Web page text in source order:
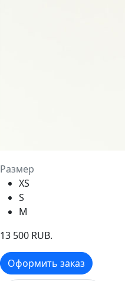
Размер
XS
S
M
13 500 RUB.
Оформить заказ